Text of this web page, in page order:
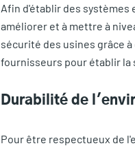
Afin d'établir des systèmes
améliorer et à mettre à
sécurité des usines grâce
fournisseurs pour établir la
Durabilité de
Pour être respectueux de